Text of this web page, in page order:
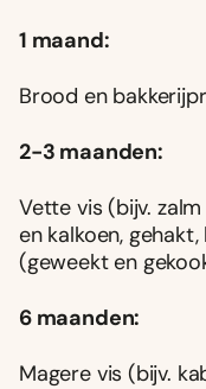
1 maand:
Brood en
2-3 maanden:
Vette vis (bijv.
en kalkoen,
(geweekt en
6 maanden:
Magere vis (bijv.